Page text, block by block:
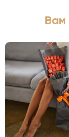
Вам